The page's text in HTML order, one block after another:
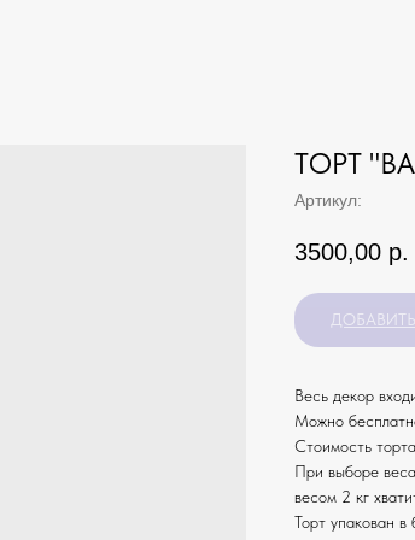
ТОРТ
Артикул:
3500,00 р.
Весь декор
Можно
Стоимость
При выборе
весом 2 кг
Торт упакован в